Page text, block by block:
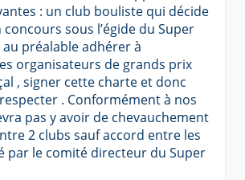
: un club bouliste qui décide
concours sous l’égide du Super
préalable adhérer à
organisateurs de grands prix
, signer cette charte et donc
respecter . Conformément à nos
pas y avoir de chevauchement
2 clubs sauf accord entre les
par le comité directeur du Super